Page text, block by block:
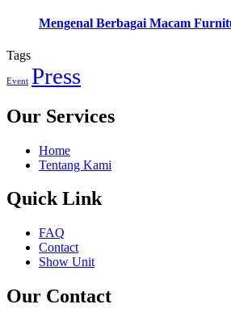
Mengenal Berbagai Macam
Tags
Event Press
Our Services
Home
Tentang Kami
Quick Link
FAQ
Contact
Show Unit
Our Contact